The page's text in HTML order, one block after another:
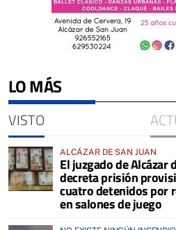
LO MÁS
VISTO
ALCÁZAR DE SAN JUAN
El juzgado de Alcázar
decreta prisión
cuatro detenidos por
en salones de juego